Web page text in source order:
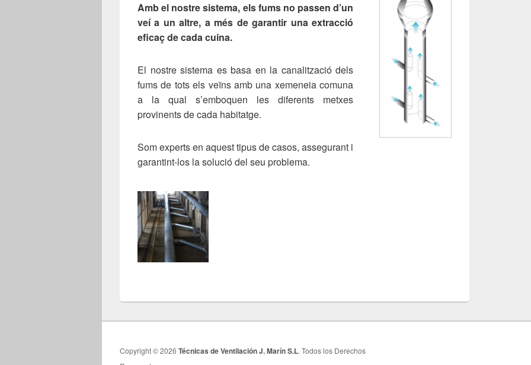
Amb el nostre sistema, els fums no passen d’un
veí a un altre, a més de garantir una extracció
eficaç de cada cuina.
El nostre sistema es basa en la canalització dels
fums de tots els veïns amb una xemeneia comuna
a la qual s’emboquen les diferents metxes
provinents de cada habitatge.
Som experts en aquest tipus de casos, assegurant i
garantint-los la solució del seu problema.
Copyright © 2026 Técnicas de Ventilación J. Marín S.L. Todos los Derechos